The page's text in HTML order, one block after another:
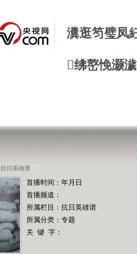
瀵逛笉璧凤
绋嶅悗灏
抗日英雄谱
首播时间：年月日
首播频道：
所属栏目： 抗日英雄谱
所属分类：专题
关 键 字：